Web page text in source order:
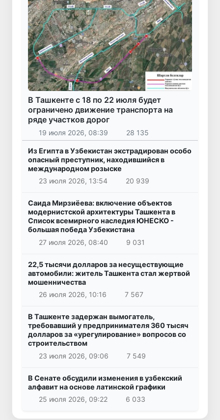
В Ташкенте с 18 по 22 июля будет
ограничено движение транспорта на
ряде участков дорог
19 июля 2026, 08:39 28 135
Из Египта в Узбекистан экстрадирован особо
опасный преступник, находившийся в
международном розыске
23 июля 2026, 13:54
20 939
Саида Мирзиёева: включение объектов
модернистской архитектуры Ташкента в
Список всемирного наследия ЮНЕСКО -
большая победа Узбекистана
27 июля 2026, 08:40
9 031
22,5 тысячи долларов за несуществующие
автомобили: житель Ташкента стал жертвой
мошенничества
26 июля 2026, 10:16
7 567
В Ташкенте задержан вымогатель,
требовавший у предпринимателя 360 тысяч
долларов за «урегулирование» вопросов со
строительством
23 июля 2026, 09:06
7 549
В Сенате обсудили изменения в узбекский
алфавит на основе латинской графики
25 июля 2026, 09:22
6 033